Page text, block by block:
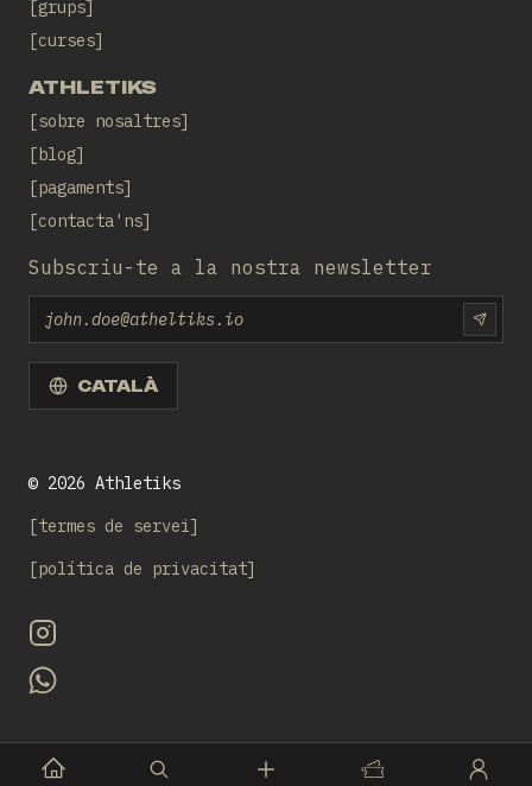
grups
curses
ATHLETIKS
sobre nosaltres
blog
pagaments
contacta'ns
Subscriu-te a la nostra newsletter
Email
CATALÀ
© 2026 Athletiks
termes de servei
política de privacitat